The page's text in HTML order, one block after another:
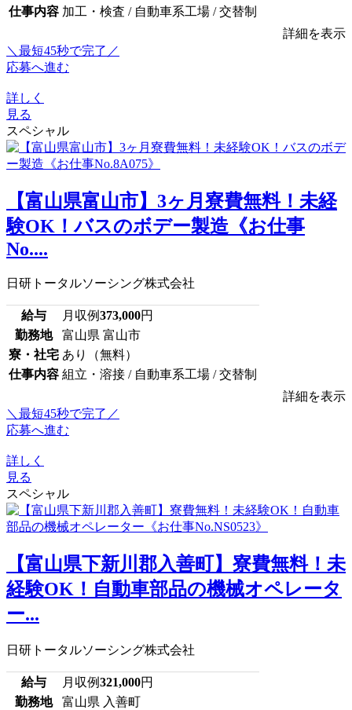
仕事内容 加工・検査 / 自動車系工場 / 交替制
詳細を表示
＼最短45秒で完了／
応募へ進む
詳しく
見る
スペシャル
【富山県富山市】3ヶ月寮費無料！未経
験OK！バスのボデー製造《お仕事
No....
日研トータルソーシング株式会社
給与 月収例373,000円
勤務地
富山県 富山市
寮・社宅 あり（無料）
仕事内容 組立・溶接 / 自動車系工場 / 交替制
詳細を表示
＼最短45秒で完了／
応募へ進む
詳しく
見る
スペシャル
【富山県下新川郡入善町】寮費無料！未
経験OK！自動車部品の機械オペレータ
ー...
日研トータルソーシング株式会社
給与 月収例321,000円
勤務地
富山県 入善町